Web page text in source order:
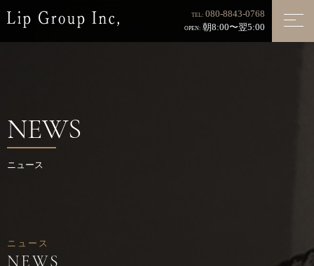
TEL: 080-8843-0768
OPEN: 朝8:00〜翌5:00
NEWS
ニュース
ニュース